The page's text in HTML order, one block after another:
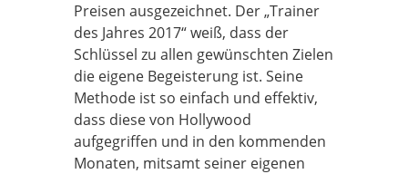
Preisen ausgezeichnet. Der „Trainer
des Jahres 2017“ weiß, dass der
Schlüssel zu allen gewünschten Zielen
die eigene Begeisterung ist. Seine
Methode ist so einfach und effektiv,
dass diese von Hollywood
aufgegriffen und in den kommenden
Monaten, mitsamt seiner eigenen